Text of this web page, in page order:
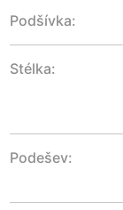
Podšívka:
Stélka:
Podešev: